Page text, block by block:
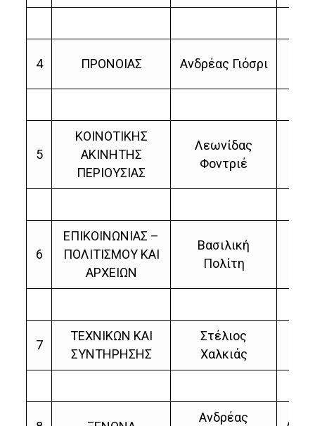
4 ΠΡΟΝΟΙΑΣ Ανδρέας Γιόσρι
5
ΚΟΙΝΟΤΙΚΗΣ
ΑΚΙΝΗΤΗΣ
ΠΕΡΙΟΥΣΙΑΣ
Λεωνίδας
Φοντριέ
6
ΕΠΙΚΟΙΝΩΝΙΑΣ –
ΠΟΛΙΤΙΣΜΟΥ ΚΑΙ
ΑΡΧΕΙΩΝ
Βασιλική
Πολίτη
7
ΤΕΧΝΙΚΩΝ ΚΑΙ
ΣΥΝΤΗΡΗΣΗΣ
Στέλιος
Χαλκιάς
Ανδρέας